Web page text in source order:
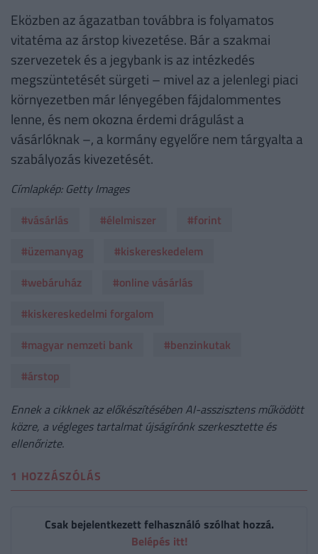
Eközben az ágazatban továbbra is folyamatos
vitatéma az árstop kivezetése. Bár a szakmai
szervezetek és a jegybank is az intézkedés
megszüntetését sürgeti – mivel az a jelenlegi piaci
környezetben már lényegében fájdalommentes
lenne, és nem okozna érdemi drágulást a
vásárlóknak –, a kormány egyelőre nem tárgyalta a
szabályozás kivezetését.
Címlapkép: Getty Images
#vásárlás
#élelmiszer
#forint
#üzemanyag
#kiskereskedelem
#webáruház
#online vásárlás
#kiskereskedelmi forgalom
#magyar nemzeti bank
#benzinkutak
#árstop
Ennek a cikknek az előkészítésében AI-asszisztens működött
közre, a végleges tartalmat újságírónk szerkesztette és
ellenőrizte.
1 HOZZÁSZÓLÁS
Csak bejelentkezett felhasználó szólhat hozzá.
Belépés itt!